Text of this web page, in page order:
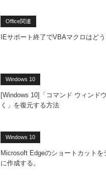
Office関連
IEサポート終了でVBAマクロはど
Windows 10
[Windows 10]「コマンド ウィンド
く」を復元する方法
Windows 10
Microsoft Edgeのショートカットを
に作成する。